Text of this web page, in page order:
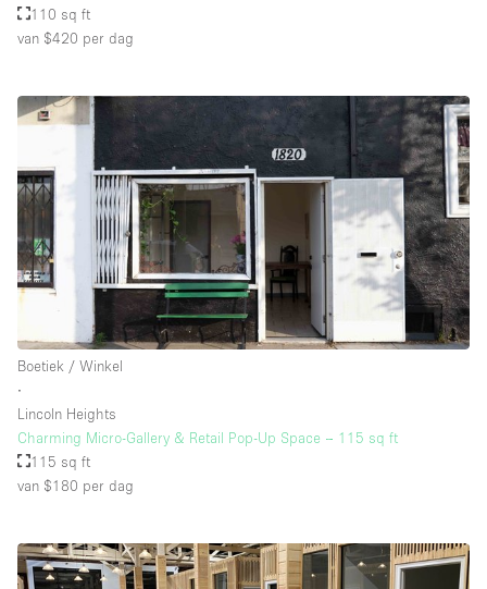
Souterrain
Begane grond straatkant
Winkelcentrum
Terras
Boven
Overig
110 sq ft
van $420 per dag
Boetiek / Winkel
∙
Lincoln Heights
Charming Micro-Gallery & Retail Pop-Up Space – 115 sq ft
115 sq ft
van $180 per dag